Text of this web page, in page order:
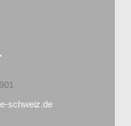
schweiz.de